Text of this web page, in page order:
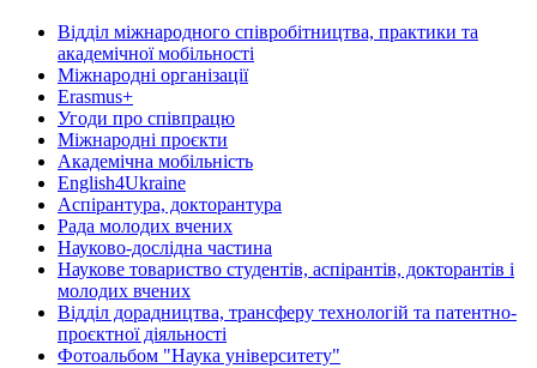
Відділ міжнародного співробітництва, практики та
академічної мобільності
Міжнародні організації
Erasmus+
Угоди про співпрацю
Міжнародні проєкти
Академічна мобільність
English4Ukraine
Аспірантура, докторантура
Рада молодих вчених
Науково-дослідна частина
Наукове товариство студентів, аспірантів, докторантів і
молодих вчених
Відділ дорадництва, трансферу технологій та патентно-
проєктної діяльності
Фотоальбом "Наука університету"